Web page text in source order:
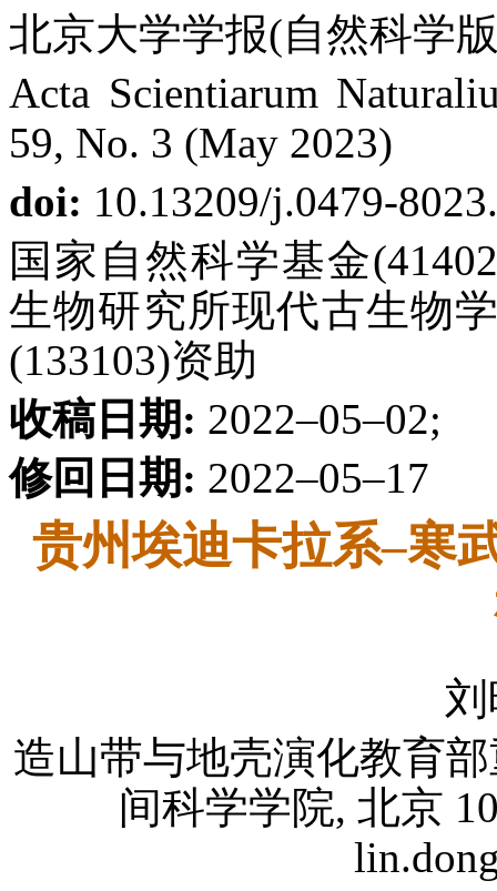
北京大学学报(自然科学
Acta Scientiarum
59, No. 3 (May 2023)
doi: 10.13209/j.0479-
国家自然科学基金
生物研究所现代古生物
(133103)资助
收稿日期: 2022–05–02;
修回日期: 2022–05–17
贵州埃迪卡拉系–寒
造山带与地壳演化教育
间科学学院, 北京